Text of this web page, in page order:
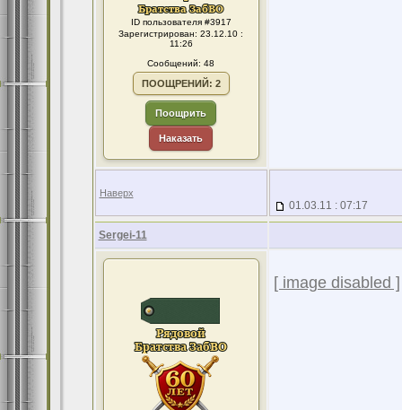
ID пользователя #3917
Зарегистрирован: 23.12.10 :
11:26
Сообщений: 48
ПООЩРЕНИЙ: 2
Поощрить
Наказать
Наверх
01.03.11 : 07:17
Sergei-11
[ image disabled ]